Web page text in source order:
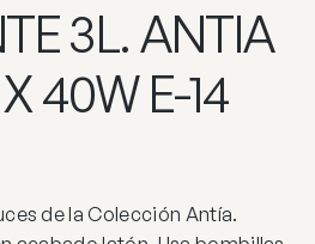
3L. ANTIA
40W E-14
de la Colección Antía.